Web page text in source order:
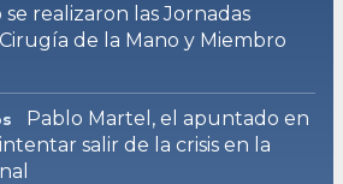
realizaron las Jornadas
de la Mano y Miembro
Pablo Martel, el apuntado en
salir de la crisis en la